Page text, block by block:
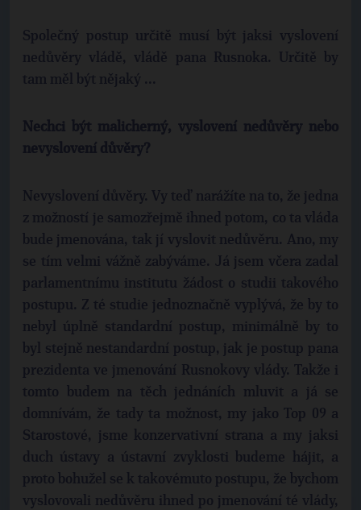
Společný postup určitě musí být jaksi vyslovení
nedůvěry vládě, vládě pana Rusnoka. Určitě by
tam měl být nějaký ...
Nechci být malicherný, vyslovení nedůvěry nebo
nevyslovení důvěry?
Nevyslovení důvěry. Vy teď narážíte na to, že jedna
z možností je samozřejmě ihned potom, co ta vláda
bude jmenována, tak jí vyslovit nedůvěru. Ano, my
se tím velmi vážně zabýváme. Já jsem včera zadal
parlamentnímu institutu žádost o studii takového
postupu. Z té studie jednoznačně vyplývá, že by to
nebyl úplně standardní postup, minimálně by to
byl stejně nestandardní postup, jak je postup pana
prezidenta ve jmenování Rusnokovy vlády. Takže i
tomto budem na těch jednáních mluvit a já se
domnívám, že tady ta možnost, my jako Top 09 a
Starostové, jsme konzervativní strana a my jaksi
duch ústavy a ústavní zvyklosti budeme hájit, a
proto bohužel se k takovémuto postupu, že bychom
vyslovovali nedůvěru ihned po jmenování té vlády,